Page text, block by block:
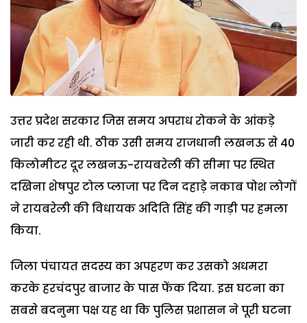
उत्तर प्रदेश सरकार जिस समय अपराध रोकने के आंकड़े
जारी कर रही थी. ठीक उसी समय राजधानी लखनऊ से 40
किलोमीटर दूर लखनऊ-रायबरेली की सीमा पर स्थित
दखिना शेषपुर टोल प्लाजा पर दिन दहाड़े नकाब पोश लोगों
ने रायबरेली की विधायक अदिति सिंह की गाड़ी पर हमला
किया.
जिला पंचायत सदस्य का अपहरण कर उसको अधमरा
करके हरचंदपुर बाजार के पास फेंक दिया. इस घटना का
सबसे बदनुमा पक्ष यह था कि पुलिस प्रशासन ने पूरी घटना